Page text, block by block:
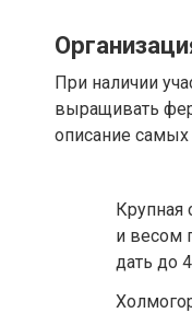
При наличии
выращивать
описание
Крупная
и весом
дать до